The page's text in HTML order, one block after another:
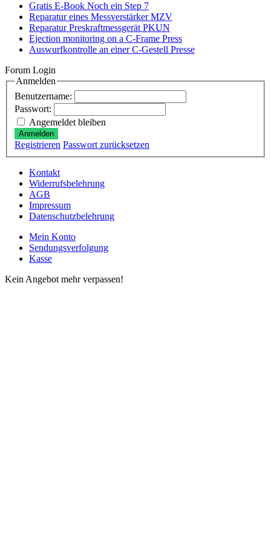
Gratis E-Book Noch ein Step 7
Reparatur eines Messverstärker MZV
Reparatur Preskraftmessgerät PKUN
Ejection monitoring on a C-Frame Press
Auswurfkontrolle an einer C-Gestell Presse
Forum Login
Anmelden
Benutzername:
Passwort:
Angemeldet bleiben
Anmelden
Registrieren Passwort zurücksetzen
Kontakt
Widerrufsbelehrung
AGB
Impressum
Datenschutzbelehrung
Mein Konto
Sendungsverfolgung
Kasse
Kein Angebot mehr verpassen!